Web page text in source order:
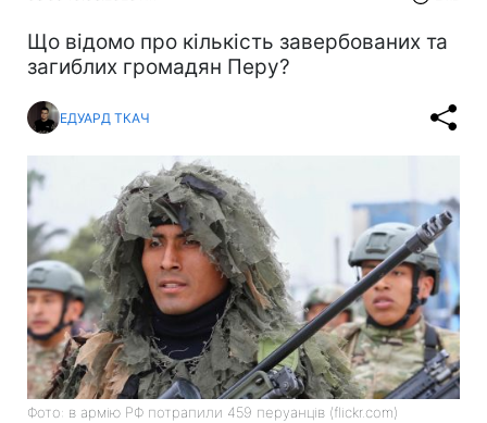
Що відомо про кількість завербованих та
загиблих громадян Перу?
ЕДУАРД ТКАЧ
Фото: в армію РФ потрапили 459 перуанців (flickr.com)